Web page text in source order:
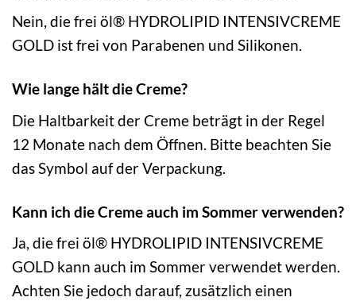
Nein, die frei öl® HYDROLIPID INTENSIVCREME
GOLD ist frei von Parabenen und Silikonen.
Wie lange hält die Creme?
Die Haltbarkeit der Creme beträgt in der Regel
12 Monate nach dem Öffnen. Bitte beachten Sie
das Symbol auf der Verpackung.
Kann ich die Creme auch im Sommer verwenden?
Ja, die frei öl® HYDROLIPID INTENSIVCREME
GOLD kann auch im Sommer verwendet werden.
Achten Sie jedoch darauf, zusätzlich einen